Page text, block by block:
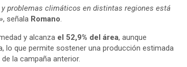
problemas climáticos en distintas regiones está
, señala Romano.
y alcanza el 52,9% del área, aunque
lo que permite sostener una producción estimada
de la campaña anterior.